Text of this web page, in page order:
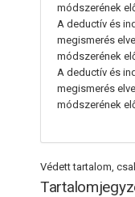
módszerének
A deductív és
megismerés
módszerének
A deductív és
megismerés
módszerének
Védett tartalom,